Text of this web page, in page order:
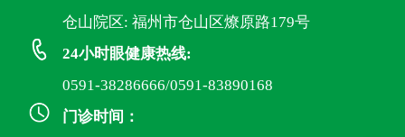
仓山院区: 福州市仓山区燎原路179号
24小时眼健康热线:
0591-38286666/0591-83890168
门诊时间：